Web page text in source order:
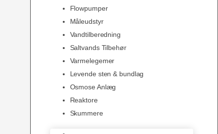
Flowpumper
Måleudstyr
Vandtilberedning
Saltvands Tilbehør
Varmelegemer
Levende sten & bundlag
Osmose Anlæg
Reaktore
Skummere